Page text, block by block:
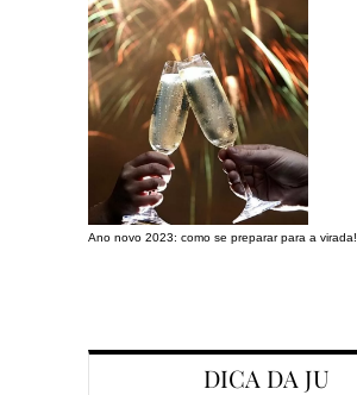
Ano novo 2023: como se preparar para a virada!
DICA DA JU